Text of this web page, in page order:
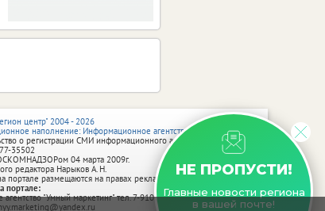
НЕ ПРОПУСТИ!
Главные новости региона
в вашей почте!
центр" 2004 - 2026
наполнение: Информационное агентство vRossii.ru
о регистрации СМИ информационного агентства vRossii.ru
04 марта 2009г.
редактора Нарыков А. Н.
портале размещаются на правах рекламы.
портале:
агентство "Умный маркетинг" тел. 7-910-267-70-40,